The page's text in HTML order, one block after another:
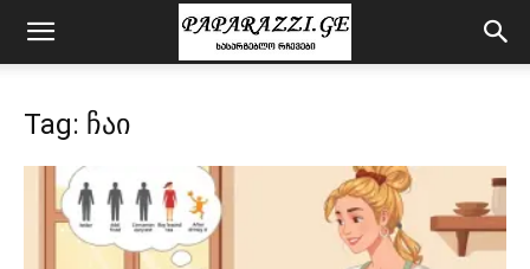
Tag: ჩაი